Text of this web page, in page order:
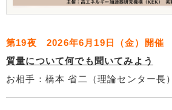
第19夜 2026年6月19日（金）開催
質量について何でも聞いてみよう
お相手：橋本 省二（理論センター長）